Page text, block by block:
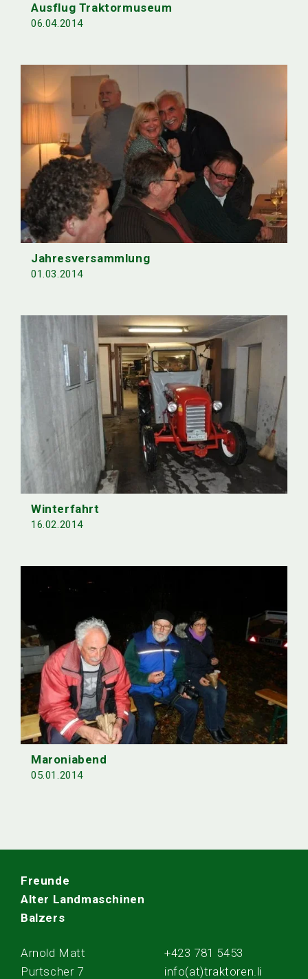
Ausflug Traktormuseum
06.04.2014
Jahresversammlung
01.03.2014
Winterfahrt
16.02.2014
Maroniabend
05.01.2014
Freunde
Alter Landmaschinen
Balzers
Arnold Matt
Purtscher 7
+423 781 5453
info(at)traktoren.li